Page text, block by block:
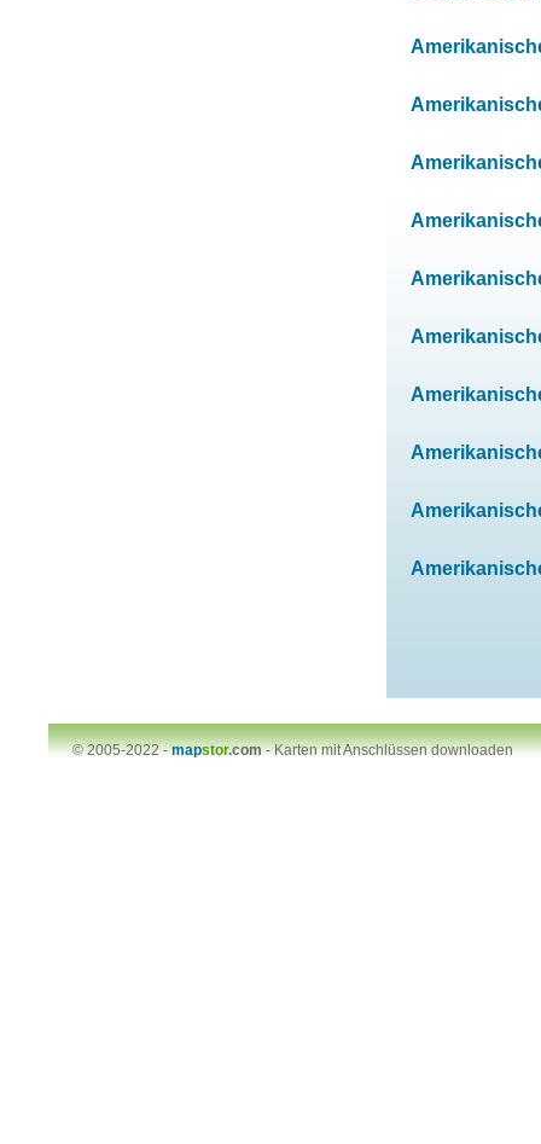
© 2005-2022 -mapstor.com-Karten mit Anschlüssen downloaden